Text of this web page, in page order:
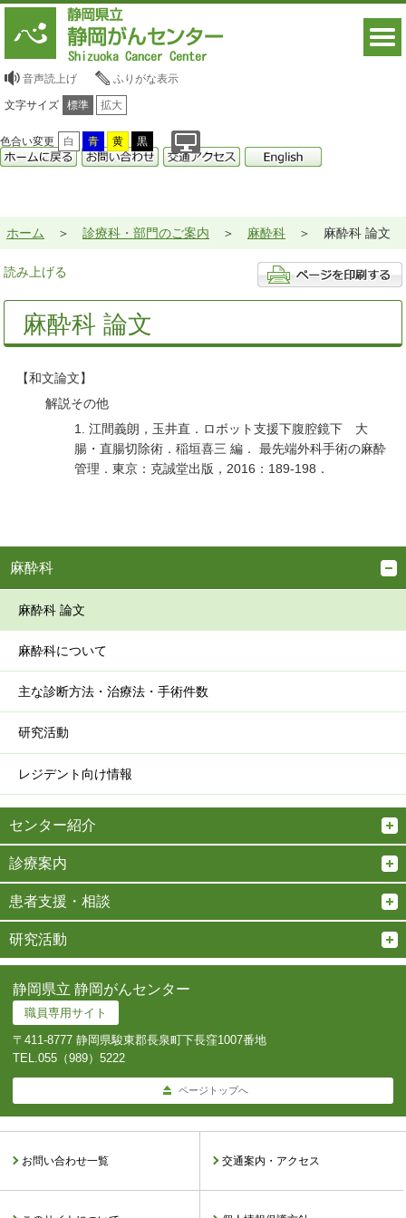
音声読上げ ふりがな表示
文字サイズ 標準 拡大
色合い変更 白 青 黄 黒
ホーム 診療科・部門のご案内 麻酔科 麻酔科 論文
読み上げる
麻酔科 論文
【和文論文】
解説その他
1. 江間義朗，玉井直．ロボット支援下腹腔鏡下 大
腸・直腸切除術．稲垣喜三 編． 最先端外科手術の麻酔
管理．東京：克誠堂出版，2016：189-198．
麻酔科
麻酔科 論文
麻酔科について
主な診断方法・治療法・手術件数
研究活動
レジデント向け情報
センター紹介
診療案内
患者支援・相談
研究活動
静岡県立 静岡がんセンター
職員専用サイト
〒411-8777 静岡県駿東郡長泉町下長窪1007番地
TEL. 055（989）5222
ページトップへ
お問い合わせ一覧 交通案内・アクセス